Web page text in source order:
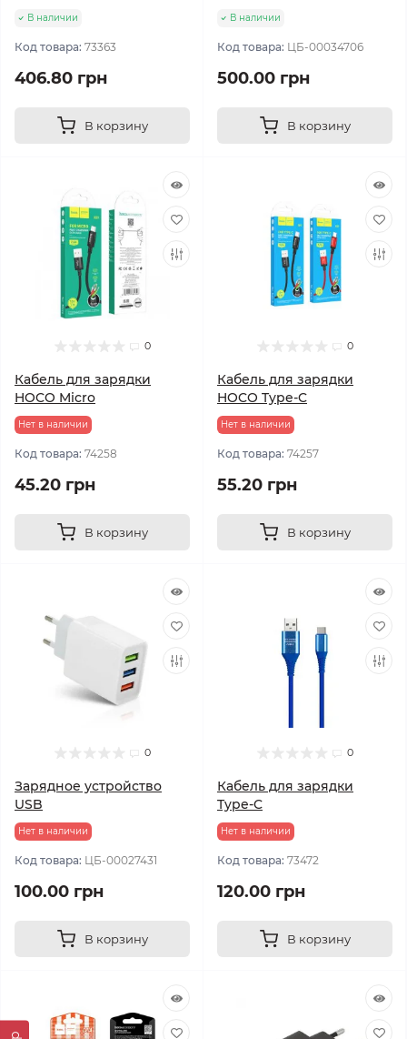
В наличии
Код товара: 73363
406.80 грн
В корзину
В наличии
Код товара: ЦБ-00034706
500.00 грн
В корзину
0
Кабель для зарядки
HOCO Micro
Нет в наличии
Код товара: 74258
45.20 грн
В корзину
0
Кабель для зарядки
HOCO Type-C
Нет в наличии
Код товара: 74257
55.20 грн
В корзину
0
Зарядное устройство
USB
Нет в наличии
Код товара: ЦБ-00027431
100.00 грн
В корзину
0
Кабель для зарядки
Type-C
Нет в наличии
Код товара: 73472
120.00 грн
В корзину